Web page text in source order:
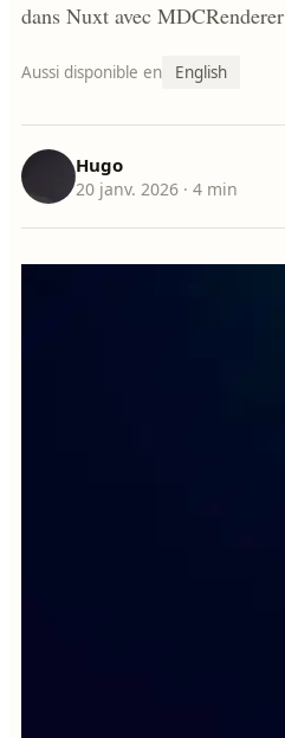
dans Nuxt avec MDCRenderer
Aussi disponible en English
Hugo
20 janv. 2026 · 4 min